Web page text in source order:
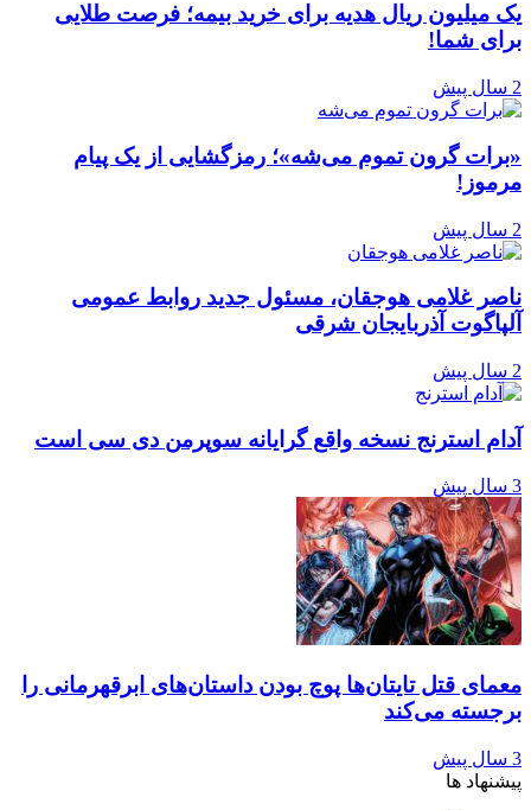
یک میلیون ریال هدیه برای خرید بیمه؛ فرصت طلایی
برای شما!
2 سال پیش
«برات گرون تموم می‌شه»؛ رمزگشایی از یک پیام
مرموز!
2 سال پیش
ناصر غلامی هوجقان، مسئول جدید روابط عمومی
آلپاگوت آذربایجان شرقی
2 سال پیش
آدام استرنج نسخه واقع گرایانه سوپرمن دی سی است
3 سال پیش
معمای قتل تایتان‌ها پوچ بودن داستان‌های ابرقهرمانی را
برجسته می‌کند
3 سال پیش
پیشنهاد ها